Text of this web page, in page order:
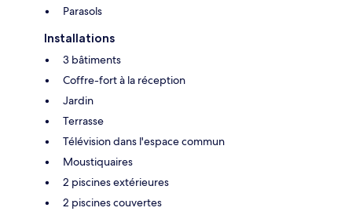
Parasols
Installations
3 bâtiments
Coffre-fort à la réception
Jardin
Terrasse
Télévision dans l'espace commun
Moustiquaires
2 piscines extérieures
2 piscines couvertes